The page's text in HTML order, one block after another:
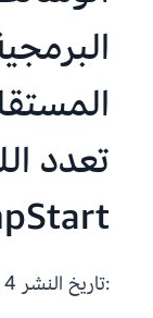
:تاريخ النشر